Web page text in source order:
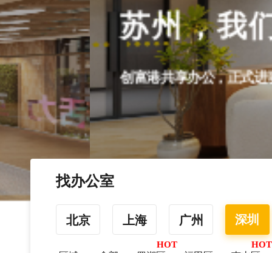
苏州，我们来了
创富港共享办公，正式进驻苏州平江区
找办公室
北京 上海 广州 深圳